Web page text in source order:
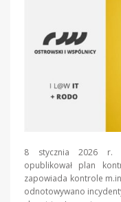
8 stycznia 2026 r.
opublikował plan
zapowiada kontrole
odnotowywano